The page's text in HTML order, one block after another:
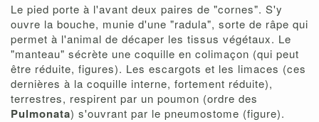
Le pied porte à l'avant deux paires de "cornes". S'y
ouvre la bouche, munie d'une "radula", sorte de râpe qui
permet à l'animal de décaper les tissus végétaux. Le
"manteau" sécrète une coquille en colimaçon (qui peut
être réduite, figures). Les escargots et les limaces (ces
dernières à la coquille interne, fortement réduite),
terrestres, respirent par un poumon (ordre des
Pulmonata) s'ouvrant par le pneumostome (figure).